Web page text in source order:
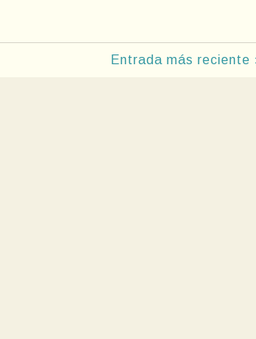
Entrada más reciente